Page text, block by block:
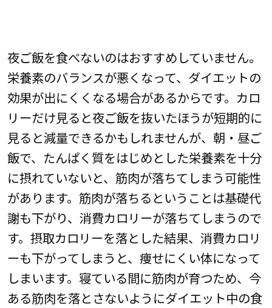
夜ご飯を食べないのはおすすめしていません。
栄養素のバランスが悪くなって、ダイエットの
効果が出にくくなる場合があるからです。カロ
リーだけ見ると夜ご飯を抜いたほうが短期的に
見ると減量できるかもしれませんが、朝・昼ご
飯で、たんぱく質をはじめとした栄養素を十分
に摂れていないと、筋肉が落ちてしまう可能性
があります。筋肉が落ちるということは基礎代
謝も下がり、消費カロリーが落ちてしまうので
す。摂取カロリーを落とした結果、消費カロリ
ーも下がってしまうと、痩せにくい体になって
しまいます。寝ている間に筋肉が育つため、今
ある筋肉を落とさないようにダイエット中の食